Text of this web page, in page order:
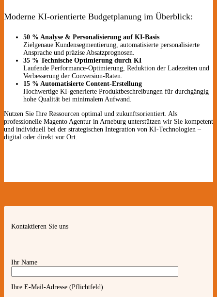
Moderne KI-orientierte Budgetplanung im Überblick:
50 % Analyse & Personalisierung auf KI-Basis
Zielgenaue Kundensegmentierung, automatisierte personalisierte
Ansprache und präzise Absatzprognosen.
35 % Technische Optimierung durch KI
Laufende Performance-Optimierung, Reduktion der Ladezeiten und
Verbesserung der Conversion-Raten.
15 % Automatisierte Content-Erstellung
Hochwertige KI-generierte Produktbeschreibungen für durchgängig
hohe Qualität bei minimalem Aufwand.
Nutzen Sie Ihre Ressourcen optimal und zukunftsorientiert. Als
professionelle Magento Agentur in Arneburg unterstützen wir Sie kompetent
und individuell bei der strategischen Integration von KI-Technologien –
digital oder direkt vor Ort.
Kontaktieren Sie uns
Ihr Name
Ihre E-Mail-Adresse (Pflichtfeld)